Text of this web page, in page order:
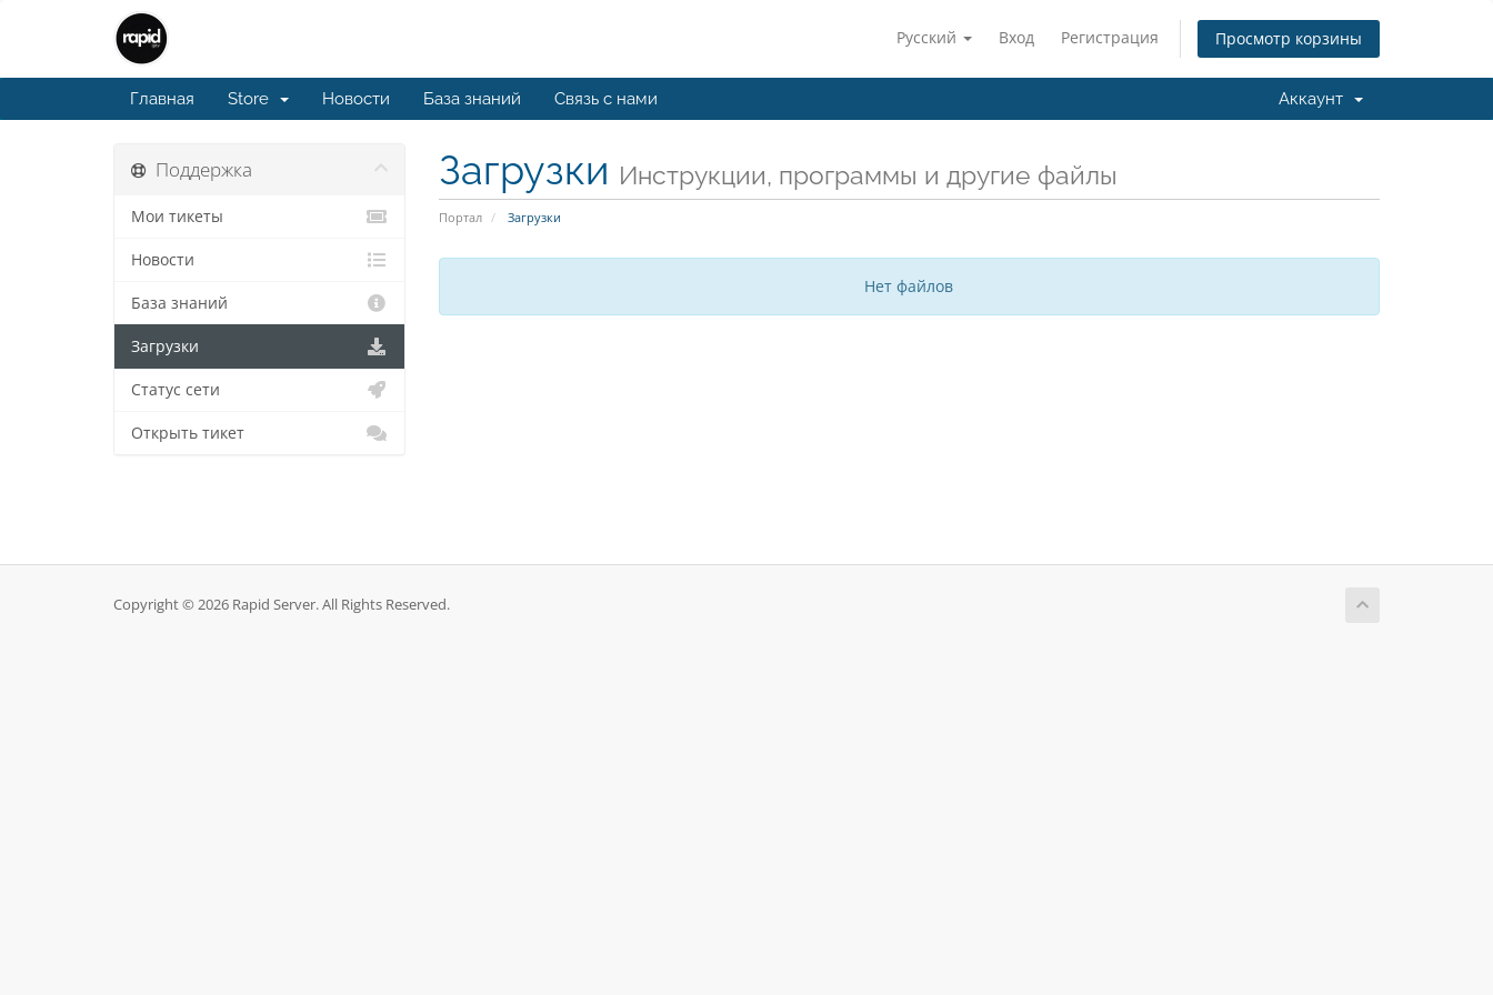
Русский Вход Регистрация Просмотр корзины
Главная Store Новости База знаний Связь с нами Аккаунт
Загрузки Инструкции, программы и другие файлы
Портал Загрузки
Нет файлов
Поддержка
Мои тикеты
Новости
База знаний
Загрузки
Статус сети
Открыть тикет
Copyright © 2026 Rapid Server. All Rights Reserved.